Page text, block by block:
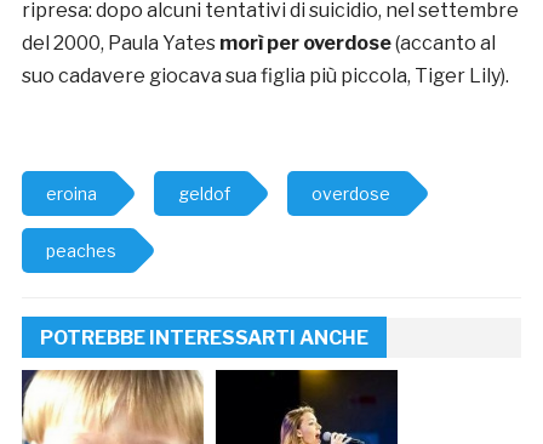
ripresa: dopo alcuni tentativi di suicidio, nel settembre
del 2000, Paula Yatesmorì per overdose(accanto al
suo cadavere giocava sua figlia più piccola, Tiger Lily).
eroina geldof overdose
peaches
POTREBBE INTERESSARTI ANCHE